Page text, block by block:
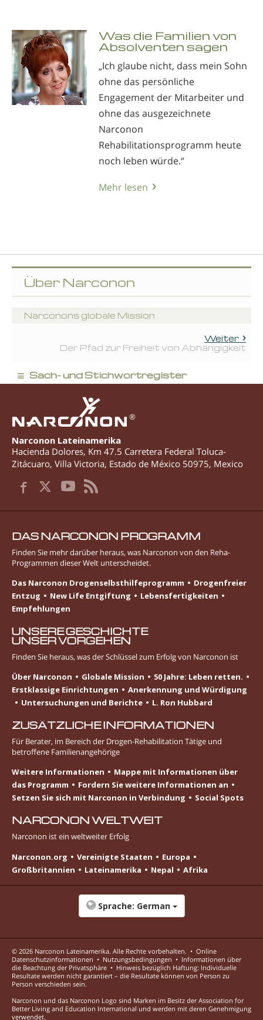
Was die Familien von
Absolventen sagen
„Ich glaube nicht, dass mein Sohn
ohne das persönliche
Engagement der Mitarbeiter und
ohne das ausgezeichnete
Narconon
Rehabilitationsprogramm heute
noch leben würde.“
Mehr lesen
Über Narconon
Narconons globale Mission
Weiter
Der Pfad zur Freiheit von Abhängigkeit
≡ Sach- und Stichwortregister
®
Narconon Lateinamerika
Hacienda Dolores, Km 47.5 Carretera Federal Toluca-
Zitácuaro, Villa Victoria, Estado de México 50975, Mexico
DAS NARCONON PROGRAMM
Finden Sie mehr darüber heraus, was Narconon von den Reha-
Programmen dieser Welt unterscheidet.
Das Narconon Drogenselbsthilfeprogramm
Drogenfreier
Entzug
New Life Entgiftung
Lebens­fertigkeiten
Empfehlungen
UNSERE GESCHICHTE
UNSER VORGEHEN
Finden Sie heraus, was der Schlüssel zum Erfolg von Narconon ist
Über Narconon
Globale Mission
50 Jahre: Leben retten.
Erstklassige Einrichtungen
Anerkennung und Würdigung
Untersuchungen und Berichte
L. Ron Hubbard
ZUSÄTZLICHE INFORMATIONEN
Für Berater, im Bereich der Drogen-Rehabilitation Tätige und
betroffene Familienangehörige
Weitere Informationen
Mappe mit Informationen über
das Programm
Fordern Sie weitere Informationen an
Setzen Sie sich mit Narconon in Verbindung
Social Spots
NARCONON WELTWEIT
Narconon ist ein weltweiter Erfolg
Narconon.org
Vereinigte Staaten
Europa
Großbritannien
Lateinamerika Nepal Afrika
Sprache: German
© 2026 Narconon Lateinamerika. Alle Rechte vorbehalten. • Online
Datenschutzinformationen • Nutzungsbedingungen • Informationen über
die Beachtung der Privatsphäre • Hinweis bezüglich Haftung: Individuelle
Resultate werden nicht garantiert – die Resultate können von Person zu
Person verschieden sein.
Narconon und das Narconon Logo sind Marken im Besitz der Association for
Better Living and Education International und werden mit deren Genehmigung
verwendet.